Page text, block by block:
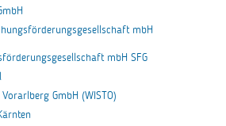
mbH
mbH SFG
GmbH (WISTO)